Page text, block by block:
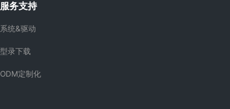
服务支持
系统&驱动
型录下载
ODM定制化